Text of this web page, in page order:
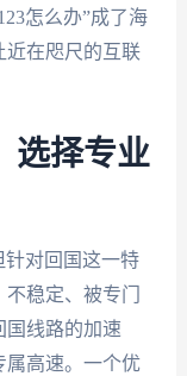
怎么办”成了海
近在咫尺的互联
选择专业
对回国这一特
稳定、被专门
国线路的加速
属高速。一个优